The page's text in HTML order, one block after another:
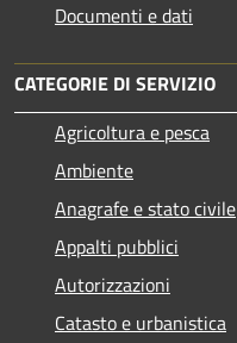
Documenti e dati
CATEGORIE DI SERVIZIO
Agricoltura e pesca
Ambiente
Anagrafe e stato civile
Appalti pubblici
Autorizzazioni
Catasto e urbanistica